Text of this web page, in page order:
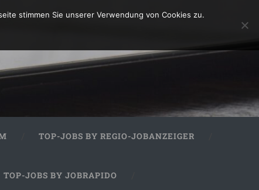
TOP-JOBS BY REGIO-JOBANZEIGER
TOP-JOBS BY JOBRAPIDO
stimmen Sie unserer Verwendung von Cookies zu.